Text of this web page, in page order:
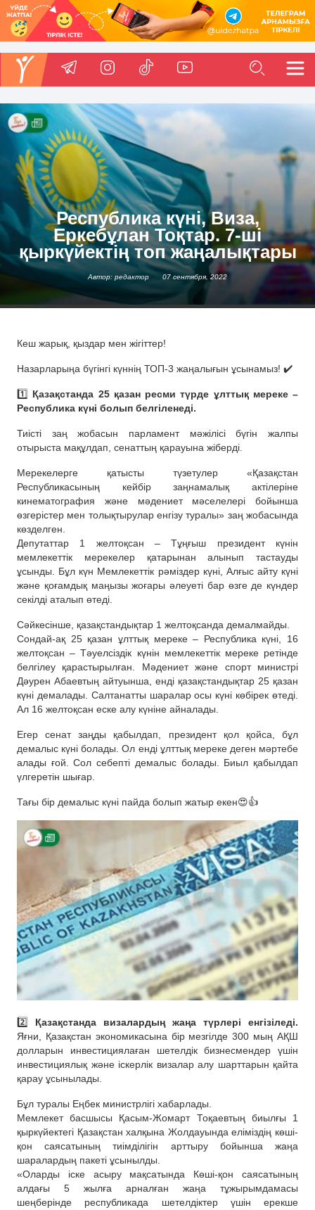
Республика күні, Виза,
Еркебұлан Тоқтар. 7-ші
қыркүйектің топ жаңалықтары
Автор: редактор 07 сентября, 2022
Кеш жарық, қыздар мен жігіттер!
Назарларыңа бүгінгі күннің ТОП-3 жаңалығын ұсынамыз! ✔️
1️⃣ Қазақстанда 25 қазан ресми түрде ұлттық мереке –
Республика күні болып белгіленеді.
Тиісті заң жобасын парламент мәжілісі бүгін жалпы
отырыста мақұлдап, сенаттың қарауына жіберді.
Мерекелерге қатысты түзетулер «Қазақстан
Республикасының кейбір заңнамалық актілеріне
кинематография және мәдениет мәселелері бойынша
өзгерістер мен толықтырулар енгізу туралы» заң жобасында
көзделген.
Депутаттар 1 желтоқсан – Тұңғыш президент күнін
мемлекеттік мерекелер қатарынан алынып тастауды
ұсынды. Бұл күн Мемлекеттік рәміздер күні, Алғыс айту күні
және қоғамдық маңызы жоғары әлеуеті бар өзге де күндер
секілді аталып өтеді.
Сәйкесінше, қазақстандықтар 1 желтоқсанда демалмайды.
Сондай-ақ 25 қазан ұлттық мереке – Республика күні, 16
желтоқсан – Тәуелсіздік күнін мемлекеттік мереке ретінде
белгілеу қарастырылған. Мәдениет және спорт министрі
Дәурен Абаевтың айтуынша, енді қазақстандықтар 25 қазан
күні демалады. Салтанатты шаралар осы күні көбірек өтеді.
Ал 16 желтоқсан еске алу күніне айналады.
Егер сенат заңды қабылдап, президент қол қойса, бұл
демалыс күні болады. Ол енді ұлттық мереке деген мәртебе
алады ғой. Сол себепті демалыс болады. Биыл қабылдап
үлгеретін шығар.
Тағы бір демалыс күні пайда болып жатыр екен😍👍
2️⃣ Қазақстанда визалардың жаңа түрлері енгізіледі.
Яғни, Қазақстан экономикасына бір мезгілде 300 мың АҚШ
долларын инвестициялаған шетелдік бизнесмендер үшін
инвестициялық және іскерлік визалар алу шарттарын қайта
қарау ұсынылады.
Бұл туралы Еңбек министрлігі хабарлады.
Мемлекет басшысы Қасым-Жомарт Тоқаевтың биылғы 1
қыркүйектегі Қазақстан халқына Жолдауында еліміздің көші-
қон саясатының тиімділігін арттыру бойынша жаңа
шаралардың пакеті ұсынылды.
«Оларды іске асыру мақсатында Көші-қон саясатының
алдағы 5 жылға арналған жаңа тұжырымдамасы
шеңберінде республикада шетелдіктер үшін ерекше